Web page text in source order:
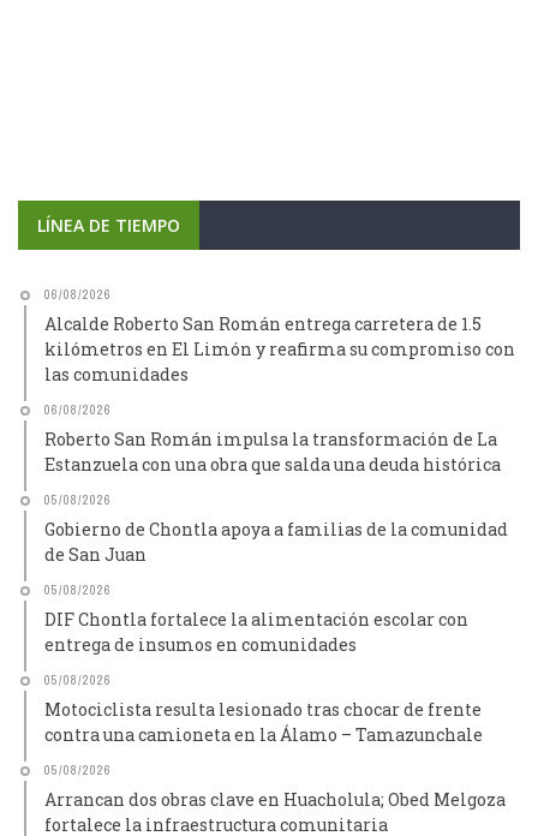
LÍNEA DE TIEMPO
06/08/2026
Alcalde Roberto San Román entrega carretera de 1.5
kilómetros en El Limón y reafirma su compromiso con
las comunidades
06/08/2026
Roberto San Román impulsa la transformación de La
Estanzuela con una obra que salda una deuda histórica
05/08/2026
Gobierno de Chontla apoya a familias de la comunidad
de San Juan
05/08/2026
DIF Chontla fortalece la alimentación escolar con
entrega de insumos en comunidades
05/08/2026
Motociclista resulta lesionado tras chocar de frente
contra una camioneta en la Álamo – Tamazunchale
05/08/2026
Arrancan dos obras clave en Huacholula; Obed Melgoza
fortalece la infraestructura comunitaria